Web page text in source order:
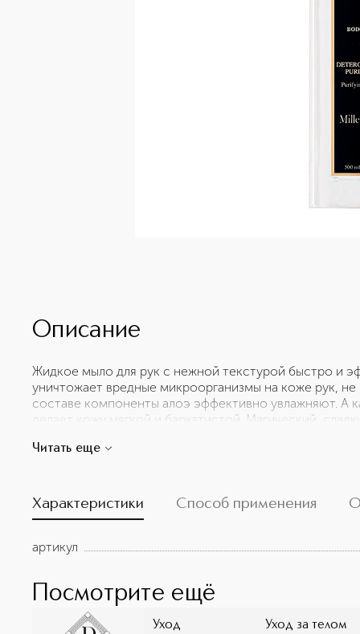
Описание
Жидкое мыло для рук с нежной текстурой быстро и
уничтожает вредные микроорганизмы на коже рук,
составе компоненты алоэ эффективно увлажняют. А
делает кожу мягкой и бархатистой. Магический,
наполняет ощущением комфорта. Ольфакторная
Читать еще
Характеристики Способ применения
артикул
Посмотрите ещё
Уход Уход за телом